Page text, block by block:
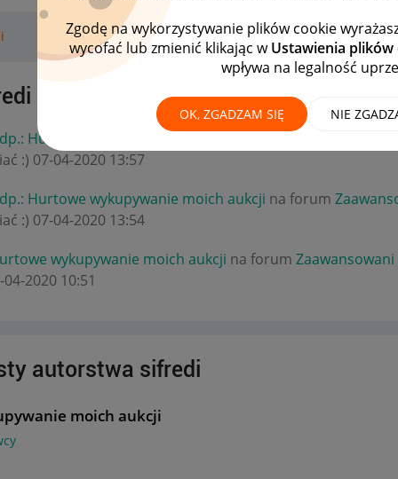
Zgodę na wykorzystywanie plików cookie
wycofać lub zmienić klikając wUstawienia plików
wpływa na legalność
OK, ZGADZAM SIĘ NIE
Hurtowe wykupywanie moich aukcji
:) ‎07-04-2020 13:57
Hurtowe wykupywanie moich aukcji na forum
:) ‎07-04-2020 13:54
wykupywanie moich aukcji na forum
04-2020 10:51
autorstwa sifredi
moich aukcji